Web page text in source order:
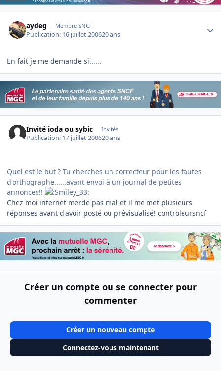
aydeg Membre SNCF
Publication: 16 juillet 200620 ans
En fait je me demande si......
Invité ioda ou sybic Invités
Publication: 17 juillet 200620 ans
Quel est le but ? Tu cherches un correcteur pour les fautes
d'orthographe......avant envoi à un journal de petites
annonces!!
Chez moi internet merde pas mal et il me met plusieurs
réponses avant d'avoir posté ou prévisualisé! controleursncf
Créer un compte ou se connecter pour
commenter
Créer un nouveau compte
Connectez-vous maintenant